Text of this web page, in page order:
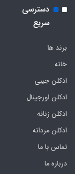
دسترسی
سریع
برند ها
خانه
ادکلن جیبی
ادکلن اورجینال
ادکلن زنانه
ادکلن مردانه
تماس با ما
درباره ما